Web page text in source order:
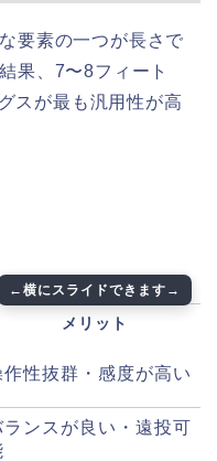
要素の一つが長さで
果、7〜8フィート
スが最も汎用性が高
メリット
作性抜群・感度が高い
ランスが良い・遠投可